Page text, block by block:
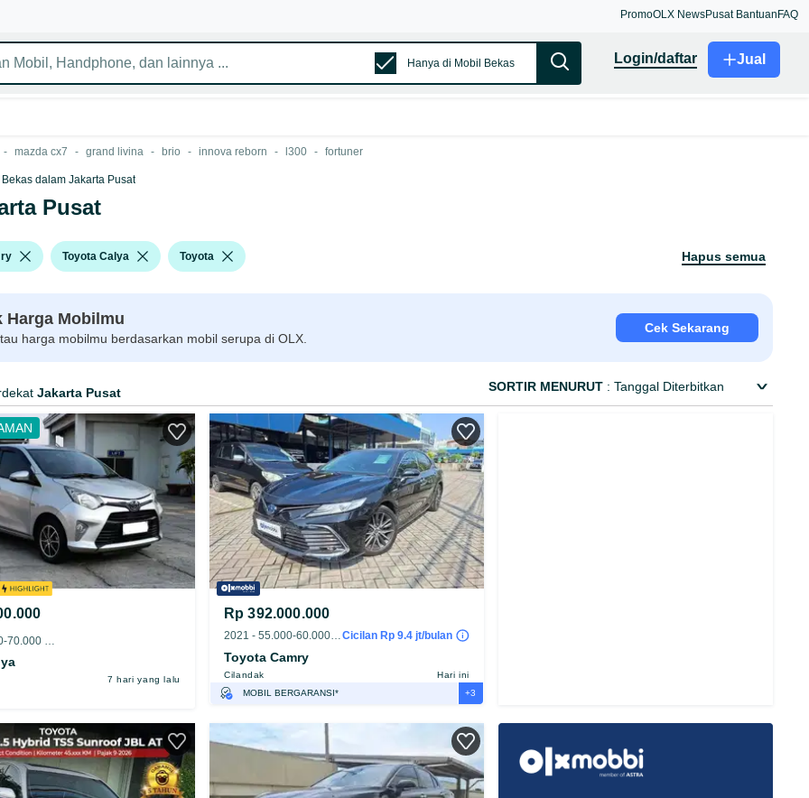
PromoOLX NewsPusat Bantuan FAQ
Hanya di Mobil Bekas login/daftar Jual
- mazda cx7 - grand livina - brio - innova reborn - l300 - fortuner
dalam Jakarta Pusat
Pusat
Toyota Calya Toyota hapus semua
Harga Mobilmu
harga mobilmu berdasarkan mobil serupa di OLX.
Cek Sekarang
Jakarta Pusat SORTIR MENURUT : Tanggal Diterbitkan
7 hari yang lalu
Rp 392.000.000
2021 - 55.000-60.000 kmCicilan Rp 9.4 jt/bulan
Toyota Camry
Cilandak
Hari ini
MOBIL BERGARANSI*
TEST DRIVE DARI RUMAH
GRATIS BIAYA JASA PERAWATAN*
+3